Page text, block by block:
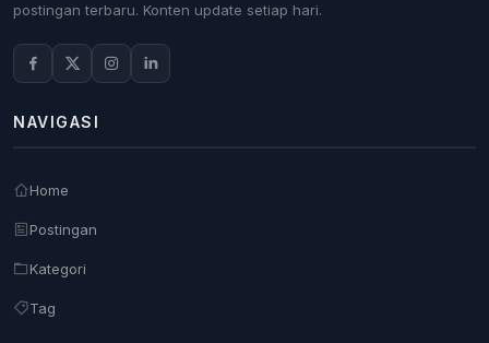
postingan terbaru. Konten update setiap hari.
NAVIGASI
Home
Postingan
Kategori
Tag